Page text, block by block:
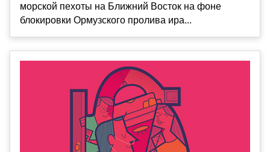
морской пехоты на Ближний Восток на фоне
блокировки Ормузского пролива ира...